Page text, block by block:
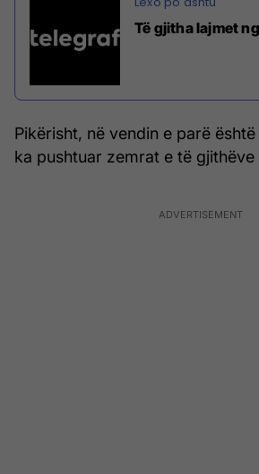
Të gjitha lajmet
Pikërisht, në vendin e parë
ka pushtuar zemrat e të gjithëve